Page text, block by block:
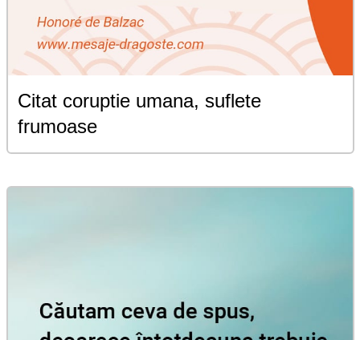
Citat coruptie umana, suflete
frumoase